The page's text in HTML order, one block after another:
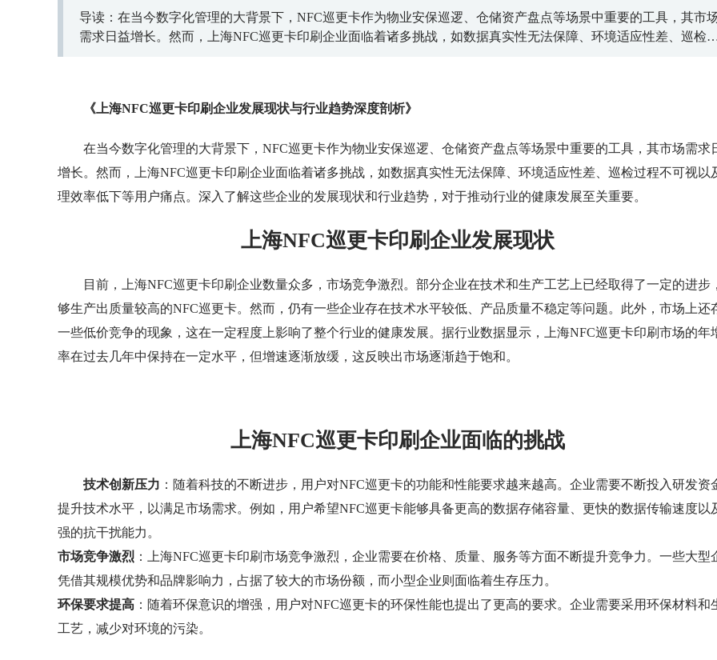
导读：在当今数字化管理的大背景下，NFC巡更卡作为物业安保巡逻、仓储资产盘点等场景中重要的工具，其市
需求日益增长。然而，上海NFC巡更卡印刷企业面临着诸多挑战，如数据真实性无法保障、环境适应性差、巡检
《上海NFC巡更卡印刷企业发展现状与行业趋势深度剖析》
在当今数字化管理的大背景下，NFC巡更卡作为物业安保巡逻、仓储资产盘点等场景中重要的工具，其市场需求
增长。然而，上海NFC巡更卡印刷企业面临着诸多挑战，如数据真实性无法保障、环境适应性差、巡检过程不可视以
理效率低下等用户痛点。深入了解这些企业的发展现状和行业趋势，对于推动行业的健康发展至关重要。
上海NFC巡更卡印刷企业发展现状
目前，上海NFC巡更卡印刷企业数量众多，市场竞争激烈。部分企业在技术和生产工艺上已经取得了一定的进步
够生产出质量较高的NFC巡更卡。然而，仍有一些企业存在技术水平较低、产品质量不稳定等问题。此外，市场上还
一些低价竞争的现象，这在一定程度上影响了整个行业的健康发展。据行业数据显示，上海NFC巡更卡印刷市场的年
率在过去几年中保持在一定水平，但增速逐渐放缓，这反映出市场逐渐趋于饱和。
上海NFC巡更卡印刷企业面临的挑战
技术创新压力 ：随着科技的不断进步，用户对NFC巡更卡的功能和性能要求越来越高。企业需要不断投入研发资
提升技术水平，以满足市场需求。例如，用户希望NFC巡更卡能够具备更高的数据存储容量、更快的数据传输速度以
强的抗干扰能力。
市场竞争激烈 ：上海NFC巡更卡印刷市场竞争激烈，企业需要在价格、质量、服务等方面不断提升竞争力。一些大型
凭借其规模优势和品牌影响力，占据了较大的市场份额，而小型企业则面临着生存压力。
环保要求提高 ：随着环保意识的增强，用户对NFC巡更卡的环保性能也提出了更高的要求。企业需要采用环保材料和
工艺，减少对环境的污染。